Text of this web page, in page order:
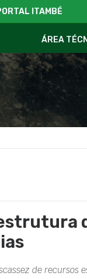
ITAMBÉ
ÁREA
de recursos